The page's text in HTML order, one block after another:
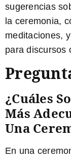
sugerencias
la ceremonia,
meditaciones,
para discursos
¿Cuáles
Más
Una
En una